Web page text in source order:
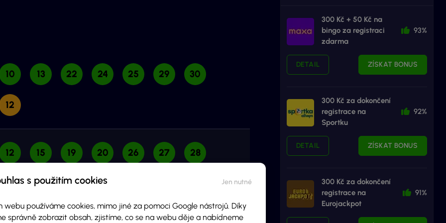
s použitím cookies
webu používáme cookies, mimo jiné za pomoci Google nástrojů. Díky
správně zobrazit obsah, zjistíme, co se na webu děje a nabídneme
10 13 22 24 25 29 30
12
12 15 19 20 26 27 28
17
300 Kč + 50 Kč na
bingo za registraci
zdarma
93%
DETAIL ZÍSKAT BONUS
300 Kč za dokončení
registrace na
Sportku
92%
DETAIL ZÍSKAT BONUS
300 Kč za dokončení
registrace na
Eurojackpot
91%